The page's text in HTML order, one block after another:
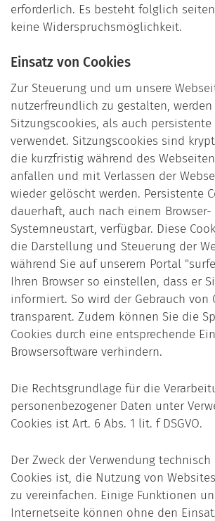
erforderlich. Es besteht folglich
keine Widerspruchsmöglichkeit.
Einsatz von Cookies
Zur Steuerung und um unsere
nutzerfreundlich zu gestalten,
Sitzungscookies, als auch persistente
verwendet. Sitzungscookies sind
die kurzfristig während des
anfallen und mit Verlassen der
wieder gelöscht werden. Persistente
dauerhaft, auch nach einem
Systemneustart, verfügbar. Diese
die Darstellung und Steuerung der
während Sie auf unserem Portal
Ihren Browser so einstellen, dass er
informiert. So wird der Gebrauch von
transparent. Zudem können Sie die
Cookies durch eine entsprechende
Browsersoftware verhindern.
Die Rechtsgrundlage für die
personenbezogener Daten unter
Cookies ist Art. 6 Abs. 1 lit. f DSGVO.
Der Zweck der Verwendung
Cookies ist, die Nutzung von
zu vereinfachen. Einige Funktionen
Internetseite können ohne den